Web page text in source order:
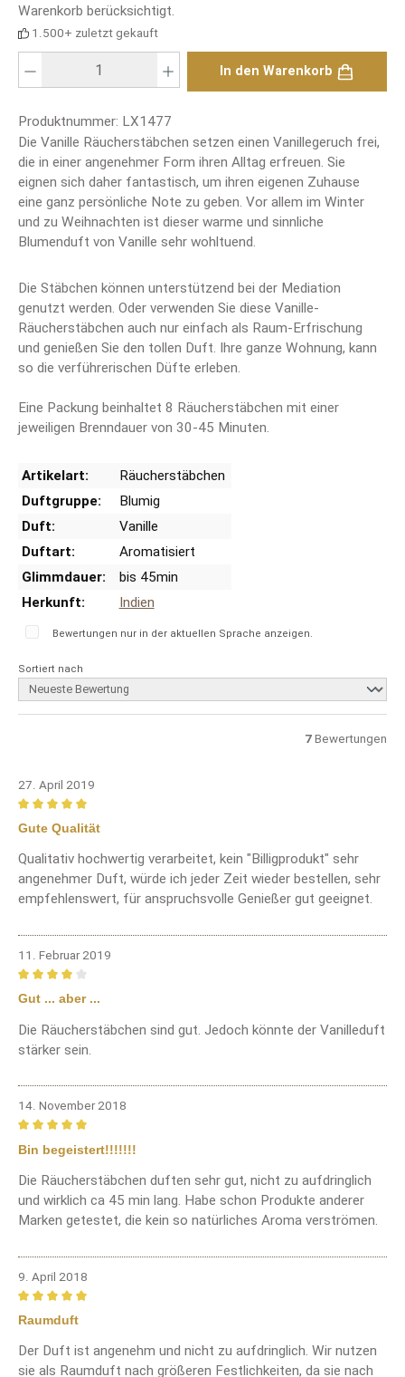
Warenkorb berücksichtigt.
1.500+ zuletzt gekauft
In den Warenkorb
Produktnummer: LX1477
Die Vanille Räucherstäbchen setzen einen Vanillegeruch frei,
die in einer angenehmer Form ihren Alltag erfreuen. Sie
eignen sich daher fantastisch, um ihren eigenen Zuhause
eine ganz persönliche Note zu geben. Vor allem im Winter
und zu Weihnachten ist dieser warme und sinnliche
Blumenduft von Vanille sehr wohltuend.
Die Stäbchen können unterstützend bei der Mediation
genutzt werden. Oder verwenden Sie diese Vanille-
Räucherstäbchen auch nur einfach als Raum-Erfrischung
und genießen Sie den tollen Duft. Ihre ganze Wohnung, kann
so die verführerischen Düfte erleben.
Eine Packung beinhaltet 8 Räucherstäbchen mit einer
jeweiligen Brenndauer von 30-45 Minuten.
Artikelart:
Räucherstäbchen
Duftgruppe:
Blumig
Duft:
Vanille
Duftart:
Aromatisiert
Glimmdauer:
bis 45min
Herkunft:
Indien
Bewertungen nur in der aktuellen Sprache anzeigen.
Sortiert nach
7 Bewertungen
27. April 2019
Bewertung mit 5 von 5 Sternen
Gute Qualität
Qualitativ hochwertig verarbeitet, kein "Billigprodukt" sehr
angenehmer Duft, würde ich jeder Zeit wieder bestellen, sehr
empfehlenswert, für anspruchsvolle Genießer gut geeignet.
11. Februar 2019
Bewertung mit 4 von 5 Sternen
Gut ... aber ...
Die Räucherstäbchen sind gut. Jedoch könnte der Vanilleduft
stärker sein.
14. November 2018
Bewertung mit 5 von 5 Sternen
Bin begeistert!!!!!!!
Die Räucherstäbchen duften sehr gut, nicht zu aufdringlich
und wirklich ca 45 min lang. Habe schon Produkte anderer
Marken getestet, die kein so natürliches Aroma verströmen.
9. April 2018
Bewertung mit 5 von 5 Sternen
Raumduft
Der Duft ist angenehm und nicht zu aufdringlich. Wir nutzen
sie als Raumduft nach größeren Festlichkeiten, da sie nach